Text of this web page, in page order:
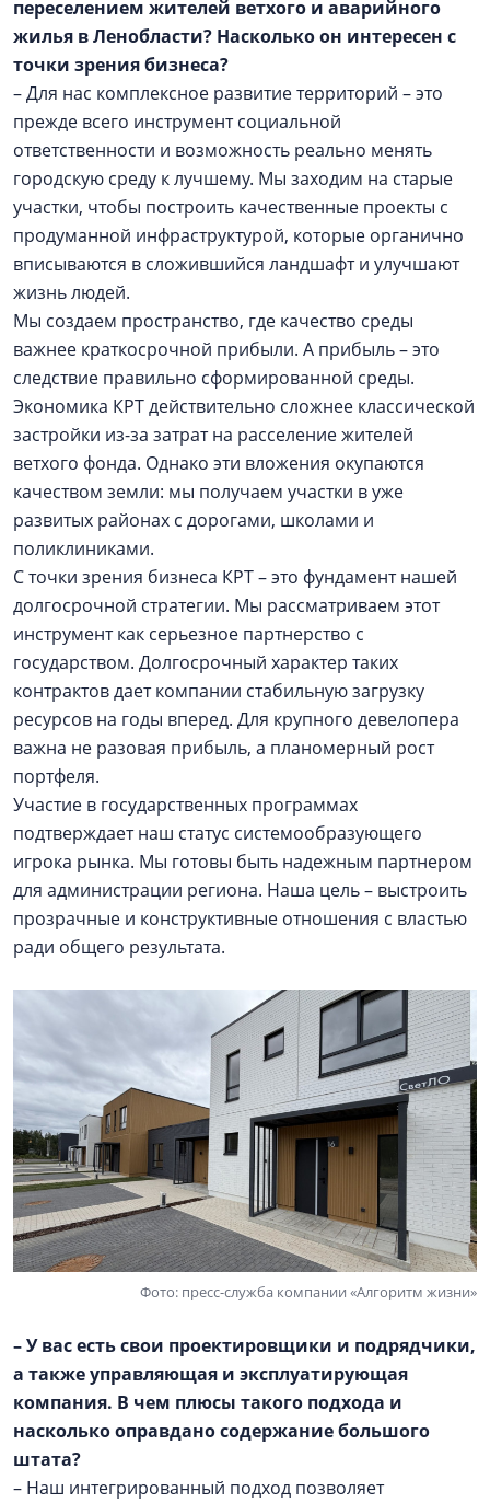
переселением жителей ветхого и аварийного
жилья в Ленобласти? Насколько он интересен с
точки зрения бизнеса?
– Для нас комплексное развитие территорий – это
прежде всего инструмент социальной
ответственности и возможность реально менять
городскую среду к лучшему. Мы заходим на старые
участки, чтобы построить качественные проекты с
продуманной инфраструктурой, которые органично
вписываются в сложившийся ландшафт и улучшают
жизнь людей.
Мы создаем пространство, где качество среды
важнее краткосрочной прибыли. А прибыль – это
следствие правильно сформированной среды.
Экономика КРТ действительно сложнее классической
застройки из-за затрат на расселение жителей
ветхого фонда. Однако эти вложения окупаются
качеством земли: мы получаем участки в уже
развитых районах с дорогами, школами и
поликлиниками.
С точки зрения бизнеса КРТ – это фундамент нашей
долгосрочной стратегии. Мы рассматриваем этот
инструмент как серьезное партнерство с
государством. Долгосрочный характер таких
контрактов дает компании стабильную загрузку
ресурсов на годы вперед. Для крупного девелопера
важна не разовая прибыль, а планомерный рост
портфеля.
Участие в государственных программах
подтверждает наш статус системообразующего
игрока рынка. Мы готовы быть надежным партнером
для администрации региона. Наша цель – выстроить
прозрачные и конструктивные отношения с властью
ради общего результата.
Фото: пресс-служба компании «Алгоритм жизни»
– У вас есть свои проектировщики и подрядчики,
а также управляющая и эксплуатирующая
компания. В чем плюсы такого подхода и
насколько оправдано содержание большого
штата?
– Наш интегрированный подход позволяет